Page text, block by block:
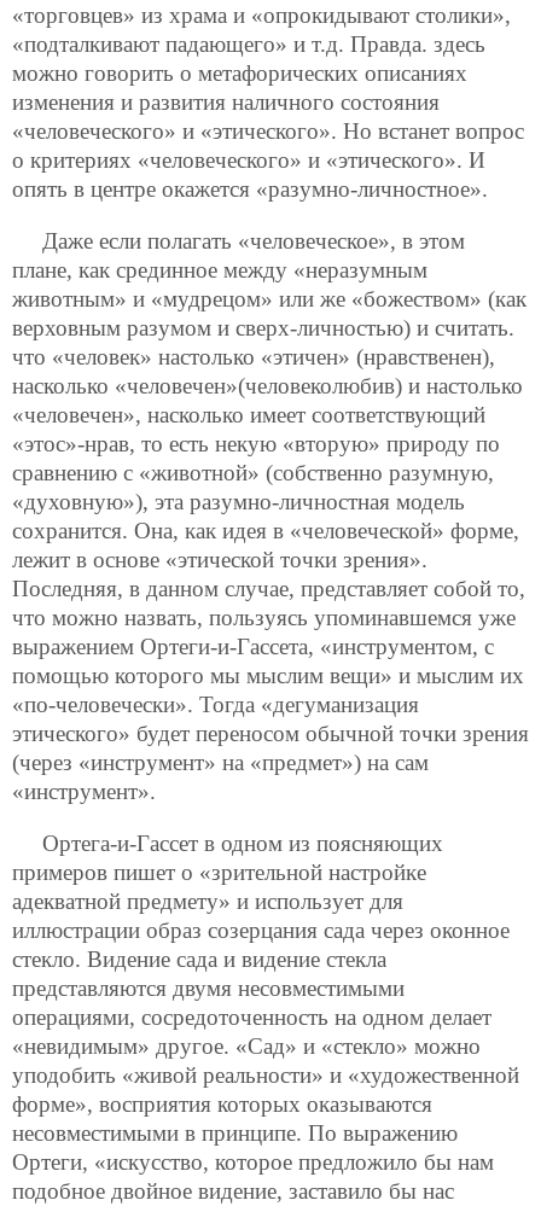
«торговцев» из храма и «опрокидывают столики»,
«подталкивают падающего» и т.д. Правда. здесь
можно говорить о метафорических описаниях
изменения и развития наличного состояния
«человеческого» и «этического». Но встанет вопрос
о критериях «человеческого» и «этического». И
опять в центре окажется «разумно-личностное».
Даже если полагать «человеческое», в этом
плане, как срединное между «неразумным
животным» и «мудрецом» или же «божеством» (как
верховным разумом и сверх-личностью) и считать.
что «человек» настолько «этичен» (нравственен),
насколько «человечен»(человеколюбив) и настолько
«человечен», насколько имеет соответствующий
«этос»-нрав, то есть некую «вторую» природу по
сравнению с «животной» (собственно разумную,
«духовную»), эта разумно-личностная модель
сохранится. Она, как идея в «человеческой» форме,
лежит в основе «этической точки зрения».
Последняя, в данном случае, представляет собой то,
что можно назвать, пользуясь упоминавшемся уже
выражением Ортеги-и-Гассета, «инструментом, с
помощью которого мы мыслим вещи» и мыслим их
«по-человечески». Тогда «дегуманизация
этического» будет переносом обычной точки зрения
(через «инструмент» на «предмет») на сам
«инструмент».
Ортега-и-Гассет в одном из поясняющих
примеров пишет о «зрительной настройке
адекватной предмету» и использует для
иллюстрации образ созерцания сада через оконное
стекло. Видение сада и видение стекла
представляются двумя несовместимыми
операциями, сосредоточенность на одном делает
«невидимым» другое. «Сад» и «стекло» можно
уподобить «живой реальности» и «художественной
форме», восприятия которых оказываются
несовместимыми в принципе. По выражению
Ортеги, «искусство, которое предложило бы нам
подобное двойное видение, заставило бы нас